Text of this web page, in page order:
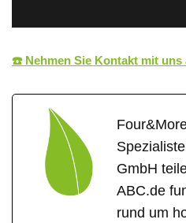
☎️ Nehmen Sie Kontakt mit uns
GmbH
ABC.de
rund um